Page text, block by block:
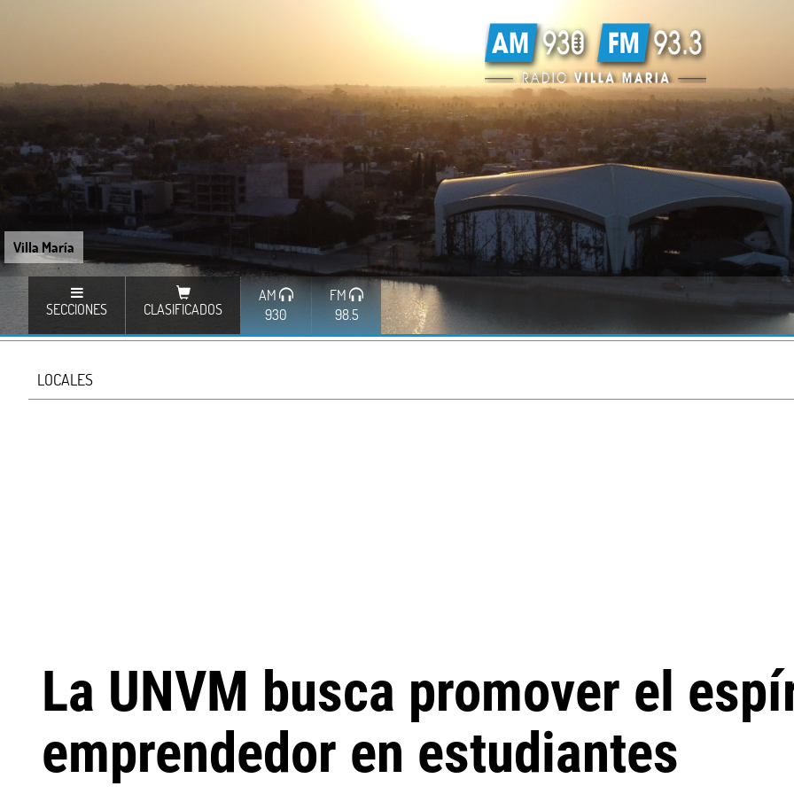
Villa María
SECCIONES CLASIFICADOS
AM
930
FM
98.5
LOCALES
La UNVM busca promover el
emprendedor en estudiantes